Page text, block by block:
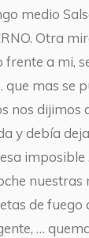
medio
Otra
a mi,
mas se
nos dijimos
y debía
imposible
nuestras
de fuego
…